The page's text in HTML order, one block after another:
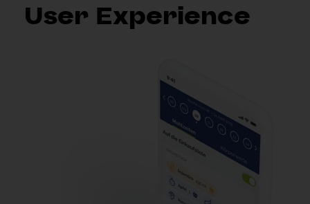
User Experience